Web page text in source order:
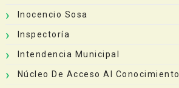
Inocencio Sosa
Inspectoría
Intendencia Municipal
Núcleo De Acceso Al Conocimiento